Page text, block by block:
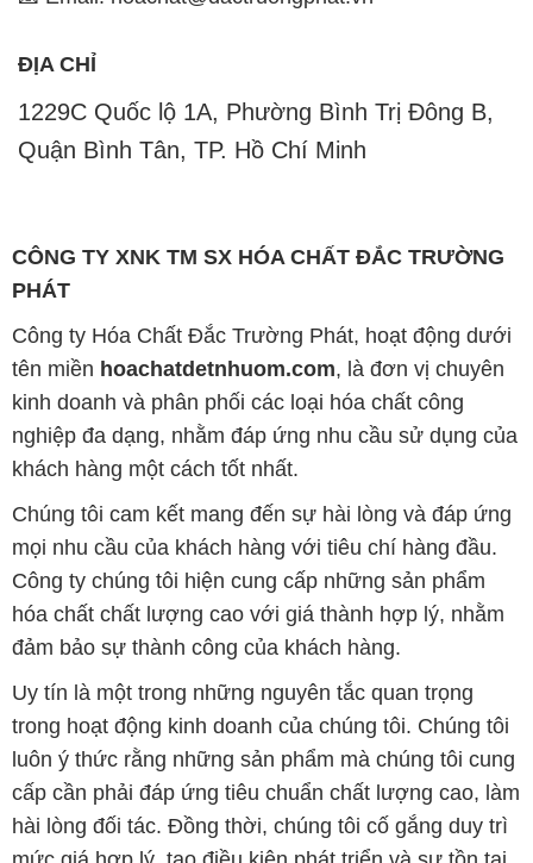
ĐỊA CHỈ
1229C Quốc lộ 1A, Phường Bình Trị Đông B,
Quận Bình Tân, TP. Hồ Chí Minh
CÔNG TY XNK TM SX HÓA CHẤT ĐẮC TRƯỜNG
PHÁT
Công ty Hóa Chất Đắc Trường Phát, hoạt động dưới
tên miền hoachatdetnhuom.com, là đơn vị chuyên
kinh doanh và phân phối các loại hóa chất công
nghiệp đa dạng, nhằm đáp ứng nhu cầu sử dụng của
khách hàng một cách tốt nhất.
Chúng tôi cam kết mang đến sự hài lòng và đáp ứng
mọi nhu cầu của khách hàng với tiêu chí hàng đầu.
Công ty chúng tôi hiện cung cấp những sản phẩm
hóa chất chất lượng cao với giá thành hợp lý, nhằm
đảm bảo sự thành công của khách hàng.
Uy tín là một trong những nguyên tắc quan trọng
trong hoạt động kinh doanh của chúng tôi. Chúng tôi
luôn ý thức rằng những sản phẩm mà chúng tôi cung
cấp cần phải đáp ứng tiêu chuẩn chất lượng cao, làm
hài lòng đối tác. Đồng thời, chúng tôi cố gắng duy trì